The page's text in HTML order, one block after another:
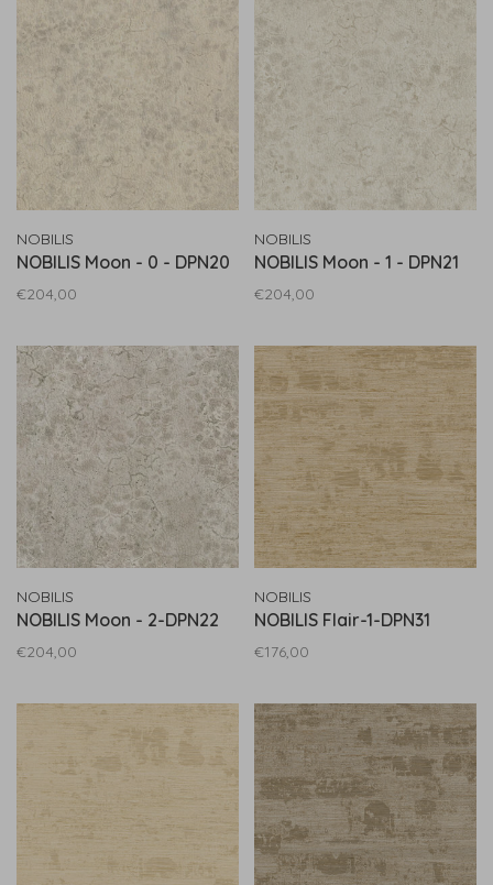
NOBILIS
NOBILIS Moon - 0 - DPN20
€204,00
NOBILIS
NOBILIS Moon - 1 - DPN21
€204,00
NOBILIS
NOBILIS Moon - 2-DPN22
€204,00
NOBILIS
NOBILIS Flair-1-DPN31
€176,00